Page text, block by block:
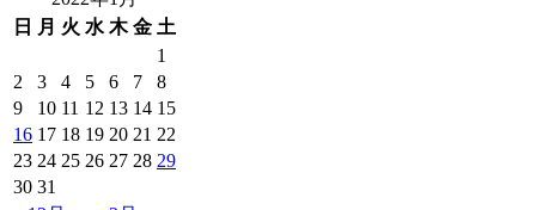
日
月 火 水 木 金 土
1
2
3 4 5 6 7
8
9
10 11 12 13 14 15
16 17 18 19 20 21 22
23 24 25 26 27 28 29
30 31